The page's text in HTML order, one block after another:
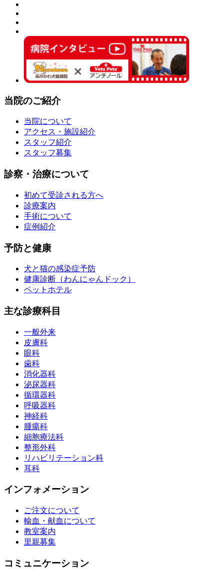
当院のご紹介
当院について
アクセス・施設紹介
スタッフ紹介
スタッフ募集
診察・治療について
初めて受診される方へ
診療案内
手術について
症例紹介
予防と健康
犬と猫の感染症予防
健康診断（わんにゃんドック）
ペットホテル
主な診療科目
一般外来
皮膚科
眼科
歯科
消化器科
泌尿器科
循環器科
呼吸器科
神経科
腫瘍科
細胞療法科
整形外科
リハビリテーション科
耳科
インフォメーション
ご注文について
輸血・献血について
教室案内
里親募集
コミュニケーション